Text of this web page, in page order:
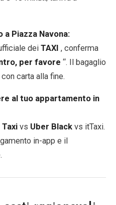
a Piazza Navona:
dei TAXI , conferma
per favore “. Il bagaglio
carta alla fine.
al tuo appartamento in
Taxi vs Uber Black vs itTaxi.
in-app e il